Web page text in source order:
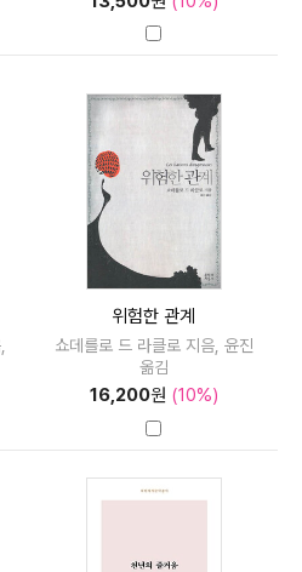
위험한 관계
쇼데를로 드 라클로 지음, 윤진
옮김
16,200원 (10%)